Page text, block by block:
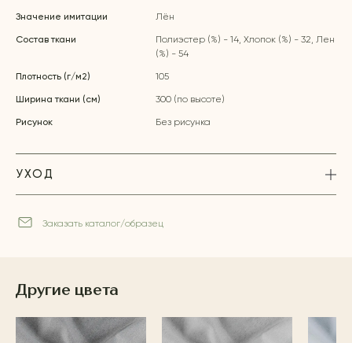
Значение имитации Лён
Состав ткани
Полиэстер (%) - 14, Хлопок (%) - 32, Лен
(%) - 54
Плотность (г/м2) 105
Ширина ткани (см) 300 (по высоте)
Рисунок Без рисунка
УХОД
Заказать каталог/образец
Другие цвета